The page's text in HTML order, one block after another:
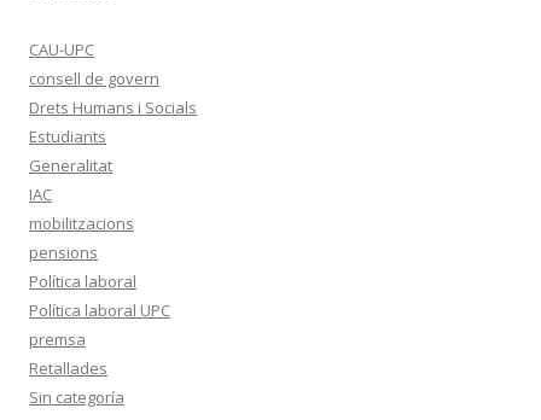
CAU-UPC
consell de govern
Drets Humans i Socials
Estudiants
Generalitat
IAC
mobilitzacions
pensions
Política laboral
Política laboral UPC
premsa
Retallades
Sin categoría